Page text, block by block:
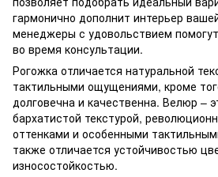
гармонично дополнит интерьер
менеджеры с удовольствием
во время консультации.
Рогожка отличается натуральной
тактильными ощущениями, кроме
долговечна и качественна. Велюр –
бархатистой текстурой,
оттенками и особенными
также отличается устойчивостью
износостойкостью.